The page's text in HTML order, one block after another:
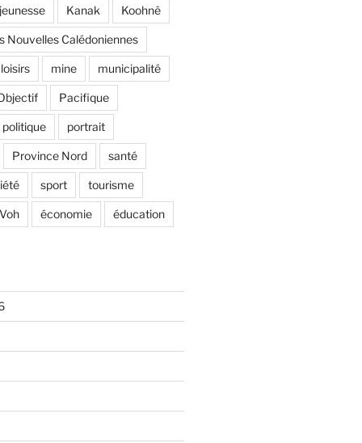
jeunesse Kanak Koohnê
Nouvelles Calédoniennes
loisirs mine municipalité
Pacifique
politique portrait
Province Nord santé
sport tourisme
Voh économie éducation